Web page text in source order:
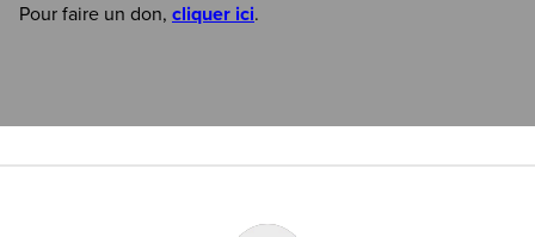
Pour faire un don, cliquer ici.